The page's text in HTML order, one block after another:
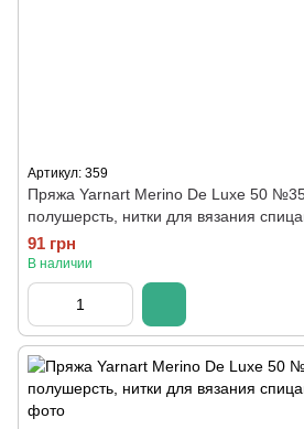
Артикул: 359
Пряжа Yarnart Merino De Luxe 50
полушерсть, нитки для вязания
91 грн
В наличии